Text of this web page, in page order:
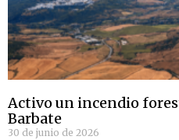
Activo un incendio
Barbate
30 de junio de 2026